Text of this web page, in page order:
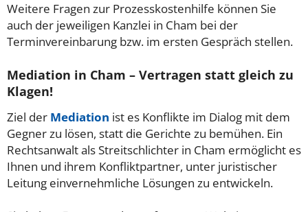
Weitere Fragen zur Prozesskostenhilfe können Sie
auch der jeweiligen Kanzlei in Cham bei der
Terminvereinbarung bzw. im ersten Gespräch stellen.
Mediation in Cham – Vertragen statt gleich zu
Klagen!
Ziel der Mediation ist es Konflikte im Dialog mit dem
Gegner zu lösen, statt die Gerichte zu bemühen. Ein
Rechtsanwalt als Streitschlichter in Cham ermöglicht es
Ihnen und ihrem Konfliktpartner, unter juristischer
Leitung einvernehmliche Lösungen zu entwickeln.